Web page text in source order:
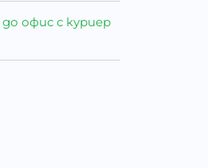
до офис с куриер